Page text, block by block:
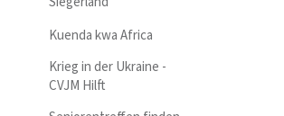
Kuenda kwa Africa
Krieg in der Ukraine -
CVJM Hilft